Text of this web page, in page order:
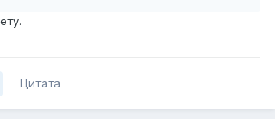
Цитата